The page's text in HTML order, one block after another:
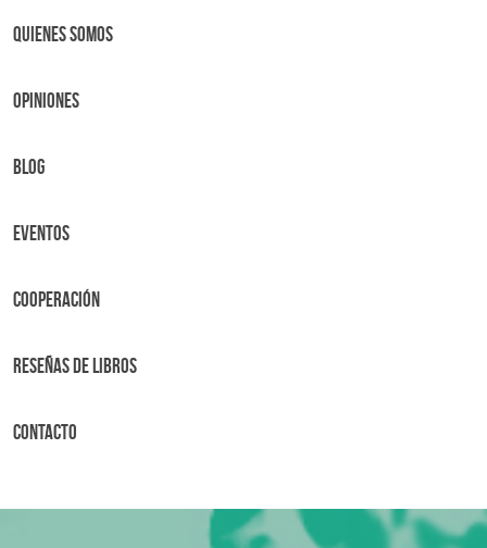
Quienes Somos
OPINIONES
BLOG
Eventos
Cooperación
Reseñas de libros
Contacto